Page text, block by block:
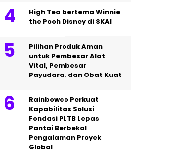
High Tea bertema Winnie
the Pooh Disney di SKAI
Pilihan Produk Aman
untuk Pembesar Alat
Vital, Pembesar
Payudara, dan Obat Kuat
Rainbowco Perkuat
Kapabilitas Solusi
Fondasi PLTB Lepas
Pantai Berbekal
Pengalaman Proyek
Global